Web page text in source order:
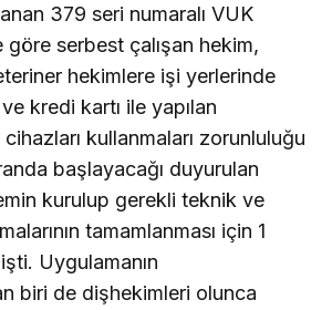
379 seri numaralı VUK
göre serbest çalışan hekim,
hekimlere işi yerlerinde
kredi kartı ile yapılan
kullanmaları zorunluluğu
başlayacağı duyurulan
kurulup gerekli teknik ve
tamamlanması için 1
Uygulamanın
biri de dişhekimleri olunca